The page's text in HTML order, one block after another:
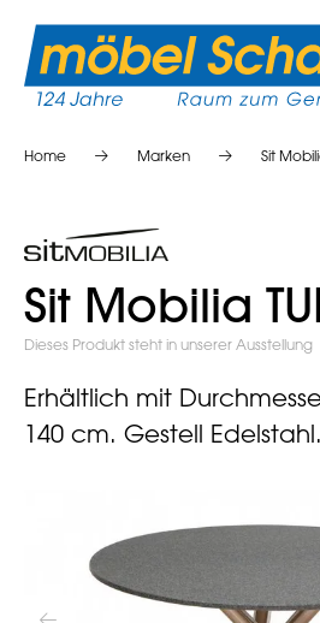
Home Marken Sit
Sit Mobilia
Dieses Produkt steht in unserer Ausstellung
Erhältlich mit
140 cm. Gestell Edelstahl.